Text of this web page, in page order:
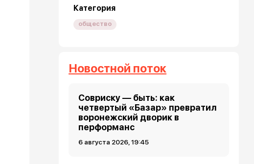
Категория
общество
Новостной поток
Совриску — быть: как
четвертый «Базар» превратил
воронежский дворик в
перформанс
6 августа 2026, 19:45